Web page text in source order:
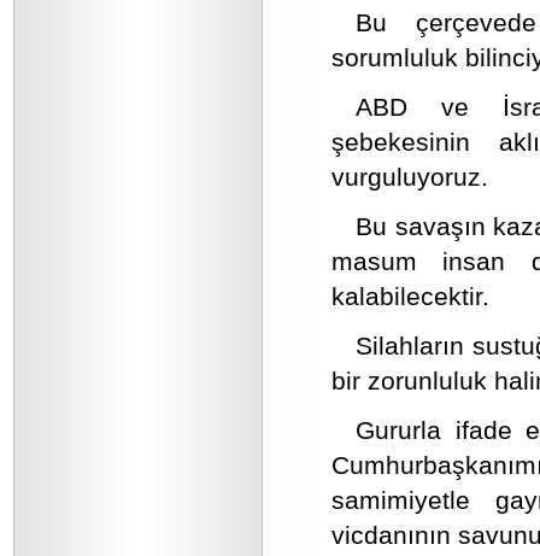
Bu
sorumluluk
ABD ve
şebekesinin
vurguluyoruz.
Bu savaşın
masum insan
kalabilecektir.
Silahların
bir zorunluluk
Gururla ifade
samimiyetle
vicdanının